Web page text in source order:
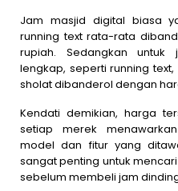
Jam masjid digital biasa
running text rata-rata
rupiah. Sedangkan
lengkap, seperti running
sholat dibanderol dengan
Kendati demikian, harga
setiap merek
model dan fitur yang
sangat penting untuk
sebelum membeli jam